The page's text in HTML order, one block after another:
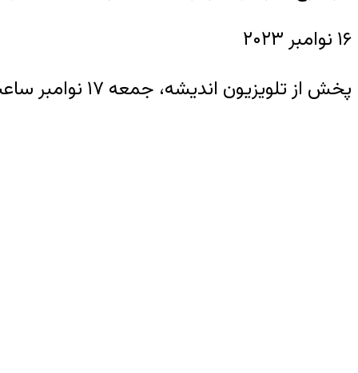
۱۶ نوامبر ۲۰۲۳
پخش از تلویزیون اندیشه، جمعه ۱۷ نوامبر ساعت ۲۱:۳۰ به وقت ایران: